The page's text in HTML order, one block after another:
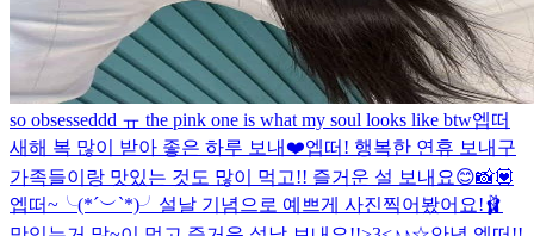
so obsesseddd ㅠ the pink one is what my soul looks like btw엡떠
새해 복 많이 받아 좋은 하루 보내❤️엡떠! 행복한 연휴 보내구
가족들이랑 맛있는 것도 많이 먹고!! 즐거운 설 보내요😊📸💟
엡떠~╰(*´︶`*)╯설날 기념으로 예쁘게 사진찍어봤어요!🩰